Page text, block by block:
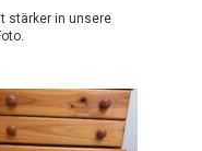
stärker in unsere